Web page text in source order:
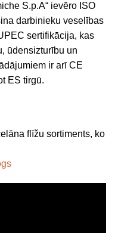
S.p.A“ ievēro ISO
darbinieku veselības
sertifikācija, kas
ūdensizturību un
ir arī CE
ES tirgū.
flīžu sortiments, ko